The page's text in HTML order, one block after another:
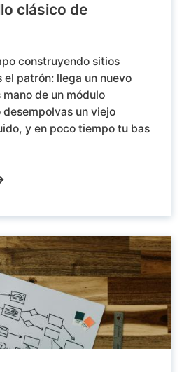
clásico de
construyendo sitios
el patrón: llega un nuevo
de un módulo
un viejo
y en poco tiempo tu bas